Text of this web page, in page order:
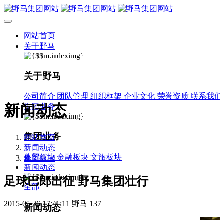
网站首页
关于野马
关于野马
公司简介 团队管理 组织框架 企业文化 荣誉资质 联系我
集团业务
集团业务
外贸板块 金融板块 文旅板块
新闻动态
全部
新闻动态
新闻动态
网站首页
新闻动态
集团新闻
足球巴郎出征 野马集团壮行
2015-05-26 17:41:11 野马 137